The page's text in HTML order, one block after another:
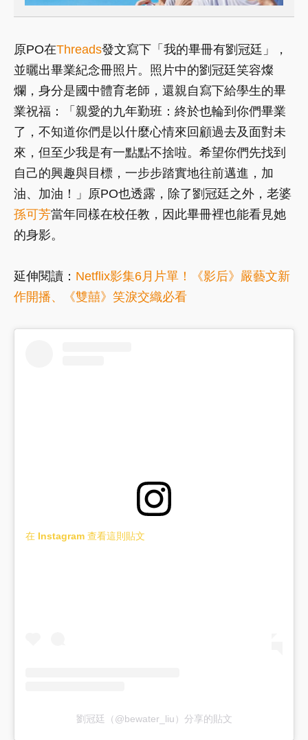
原PO在Threads發文寫下「我的畢冊有劉冠廷」，
並曬出畢業紀念冊照片。照片中的劉冠廷笑容燦
爛，身分是國中體育老師，還親自寫下給學生的畢
業祝福：「親愛的九年勤班：終於也輪到你們畢業
了，不知道你們是以什麼心情來回顧過去及面對未
來，但至少我是有一點點不捨啦。希望你們先找到
自己的興趣與目標，一步步踏實地往前邁進，加
油、加油！」原PO也透露，除了劉冠廷之外，老婆
孫可芳當年同樣在校任教，因此畢冊裡也能看見她
的身影。
延伸閱讀： Netflix影集6月片單！《影后》嚴藝文新
作開播、《雙囍》笑淚交織必看
在 Instagram 查看這則貼文
劉冠廷（@bewater_liu）分享的貼文